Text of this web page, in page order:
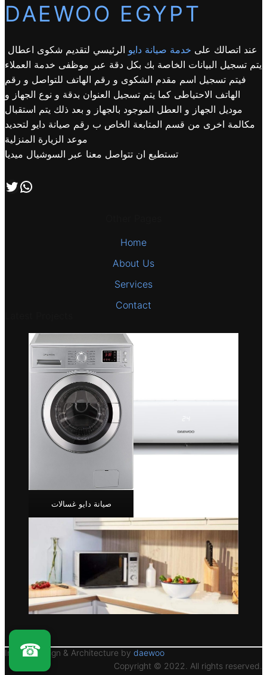
DAEWOO EGYPT
عند اتصالك على خدمة صيانة دايو الرئيسي لتقديم شكوى اعطال
يتم تسجيل البيانات الخاصة بك بكل دقة عبر موظفى خدمة العملاء
فيتم تسجيل اسم مقدم الشكوى و رقم الهاتف للتواصل و رقم
الهاتف الاحتياطى كما يتم تسجيل العنوان بدقة و نوع الجهاز و
موديل الجهاز و العطل الموجود بالجهاز و بعد ذلك يتم استقبال
مكالمة اخرى من قسم المتابعة الخاص ب رقم صيانة دايو لتحديد
موعد الزيارة المنزلية
تستطيع ان تتواصل معنا عبر السوشيال ميديا
تابعنا علي صفحة التويتر اتصل بنا علي طريق الوتساب
Home
About Us
Services
Contact
صيانة دايو غسالات
Interior Design & Architecture by daewoo
Copyright © 2022. All rights reserved.
☎